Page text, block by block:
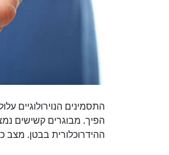
התסמינים הנוירולוגיים
ההידרוכלורית בבטן. מצב